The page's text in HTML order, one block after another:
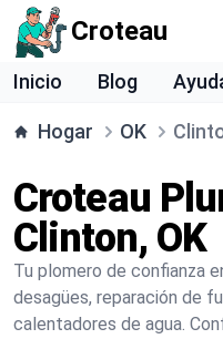
Croteau
Inicio Blog
Hogar OK
Croteau
Clinton, OK
Tu plomero de confianza
desagües, reparación de
calentadores de agua.